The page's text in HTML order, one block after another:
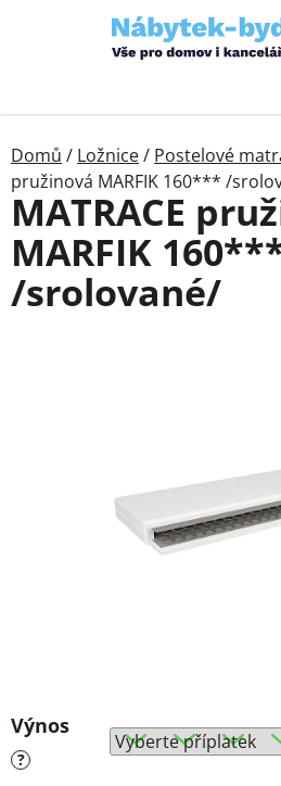
Domů / Ložnice/ Postelové
pružinová MARFIK 160*** /
Výnos
?
MATRACE
MARFIK
/srolované/